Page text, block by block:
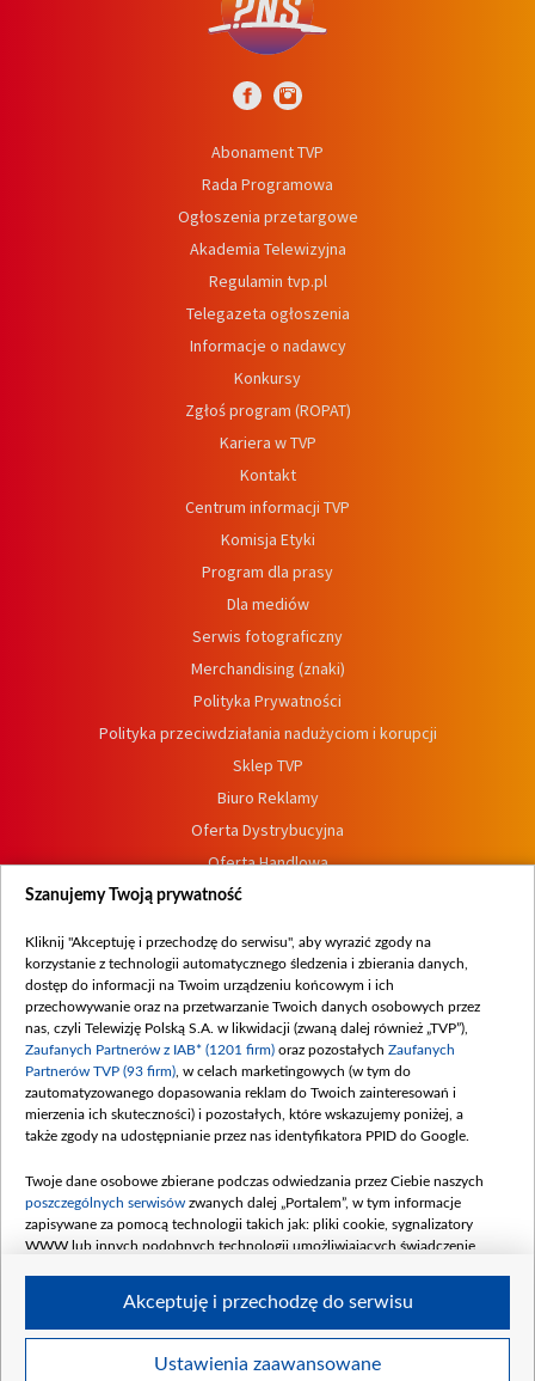
Abonament TVP
Rada Programowa
Ogłoszenia przetargowe
Akademia Telewizyjna
Regulamin tvp.pl
Telegazeta ogłoszenia
Informacje o nadawcy
Konkursy
Zgłoś program (ROPAT)
Kariera w TVP
Kontakt
Centrum informacji TVP
Komisja Etyki
Program dla prasy
Dla mediów
Serwis fotograficzny
Merchandising (znaki)
Polityka Prywatności
Polityka przeciwdziałania nadużyciom i korupcji
Sklep TVP
Biuro Reklamy
Oferta Dystrybucyjna
Oferta Handlowa
Dostępność
Procedura zgłoszeń wewnętrznych
Szanujemy Twoją prywatność
Kliknij "Akceptuję i przechodzę do serwisu", aby wyrazić zgody na
korzystanie z technologii automatycznego śledzenia i zbierania danych,
dostęp do informacji na Twoim urządzeniu końcowym i ich
przechowywanie oraz na przetwarzanie Twoich danych osobowych przez
nas, czyli Telewizję Polską S.A. w likwidacji (zwaną dalej również „TVP”),
Zaufanych Partnerów z IAB* (1201 firm) oraz pozostałych Zaufanych
Partnerów TVP (93 firm) , w celach marketingowych (w tym do
zautomatyzowanego dopasowania reklam do Twoich zainteresowań i
mierzenia ich skuteczności) i pozostałych, które wskazujemy poniżej, a
także zgody na udostępnianie przez nas identyfikatora PPID do Google.
Twoje dane osobowe zbierane podczas odwiedzania przez Ciebie naszych
poszczególnych serwisów zwanych dalej „Portalem”, w tym informacje
zapisywane za pomocą technologii takich jak: pliki cookie, sygnalizatory
WWW lub innych podobnych technologii umożliwiających świadczenie
Twoje dane osobowe zbierane podczas odwiedzania przez Ciebie
Ustawienia zaawansowane
Akceptuję i przechodzę do serwisu